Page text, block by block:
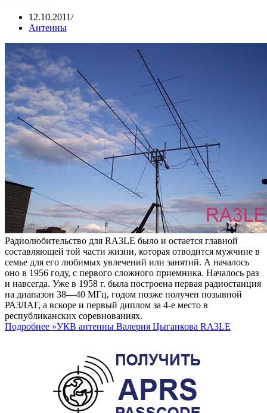
12.10.2011
Антенны
Радиолюбительство для RA3LE было и остается главной
составляющей той части жизни, которая отводится мужчине в
семье для его любимых увлечений или занятий. А началось
оно в 1956 году, с первого сложного приемника. Началось раз
и навсегда. Уже в 1958 г. была построена первая радиостанция
на диапазон 38—40 МГц, годом позже получен позывной
РАЗЛАГ, а вскоре и первый диплом за 4-е место в
республиканских соревнованиях.
Подробнее »УКВ антенны Валерия Цыганкова RA3LE